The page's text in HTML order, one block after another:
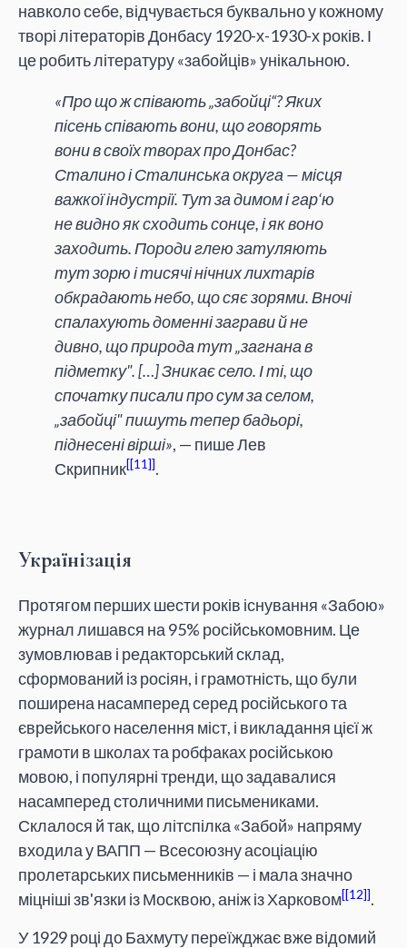
навколо себе, відчувається буквально у кожному
творі літераторів Донбасу 1920-х-1930-х років. І
це робить літературу «забойців» унікальною.
«Про що ж співають „забойці“? Яких
пісень співають вони, що говорять
вони в своїх творах про Донбас?
Сталино і Сталинська округа — місця
важкої індустрії. Тут за димом і гар‘ю
не видно як сходить сонце, і як воно
заходить. Породи глею затуляють
тут зорю і тисячі нічних лихтарів
обкрадають небо, що сяє зорями. Вночі
спалахують доменні заграви й не
дивно, що природа тут „загнана в
підметку". […] Зникає село. І ті, що
спочатку писали про сум за селом,
„забойці" пишуть тепер бадьорі,
піднесені вірші», — пише Лев
Скрипник [11] .
Українізація
Протягом перших шести років існування «Забою»
журнал лишався на 95% російськомовним. Це
зумовлював і редакторський склад,
сформований із росіян, і грамотність, що були
поширена насамперед серед російського та
єврейського населення міст, і викладання цієї ж
грамоти в школах та робфаках російською
мовою, і популярні тренди, що задавалися
насамперед столичними письмениками.
Склалося й так, що літспілка «Забой» напряму
входила у ВАПП — Всесоюзну асоціацію
пролетарських письменників — і мала значно
міцніші зв'язки із Москвою, аніж із Харковом [12] .
У 1929 році до Бахмуту переїжджає вже відомий